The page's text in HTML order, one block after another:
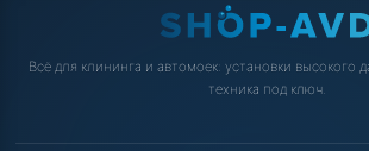
Всё для клининга и автомоек: установки высокого
техника под ключ.